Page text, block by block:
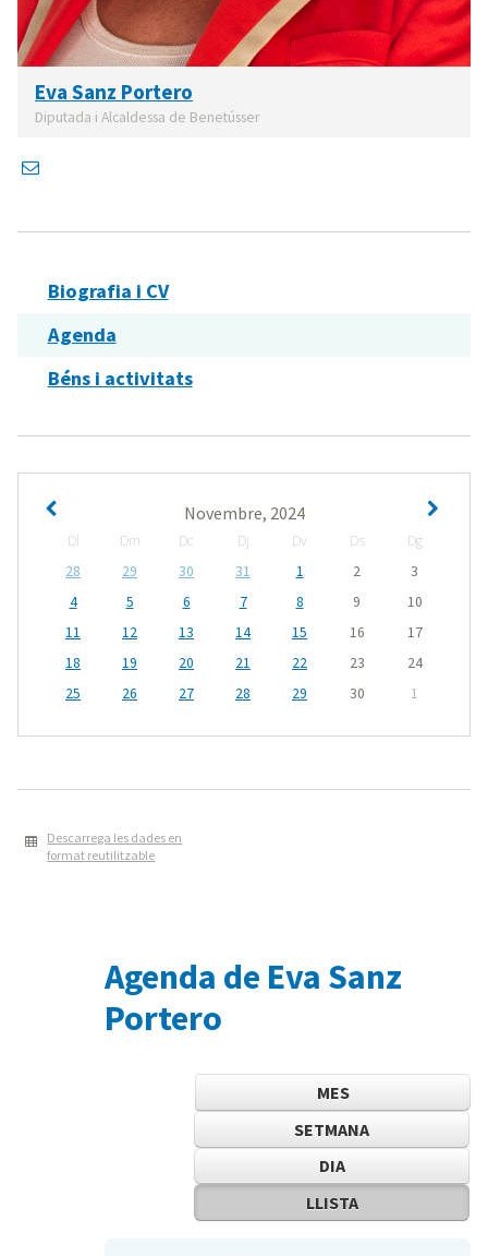
Eva Sanz Portero
Diputada i Alcaldessa de Benetússer
Biografia i CV
Agenda
Béns i activitats
Novembre, 2024
Dl Dm Dc Dj Dv Ds
Dg
28
29 30 31 1 2
3
4
5 6 7 8 9
10
11
12 13 14 15 16
17
18
19 20 21 22 23
24
25
26 27 28 29 30 1
Descarrega les dades en
format reutilitzable
Agenda de Eva Sanz
Portero
MES
SETMANA
DIA
LLISTA